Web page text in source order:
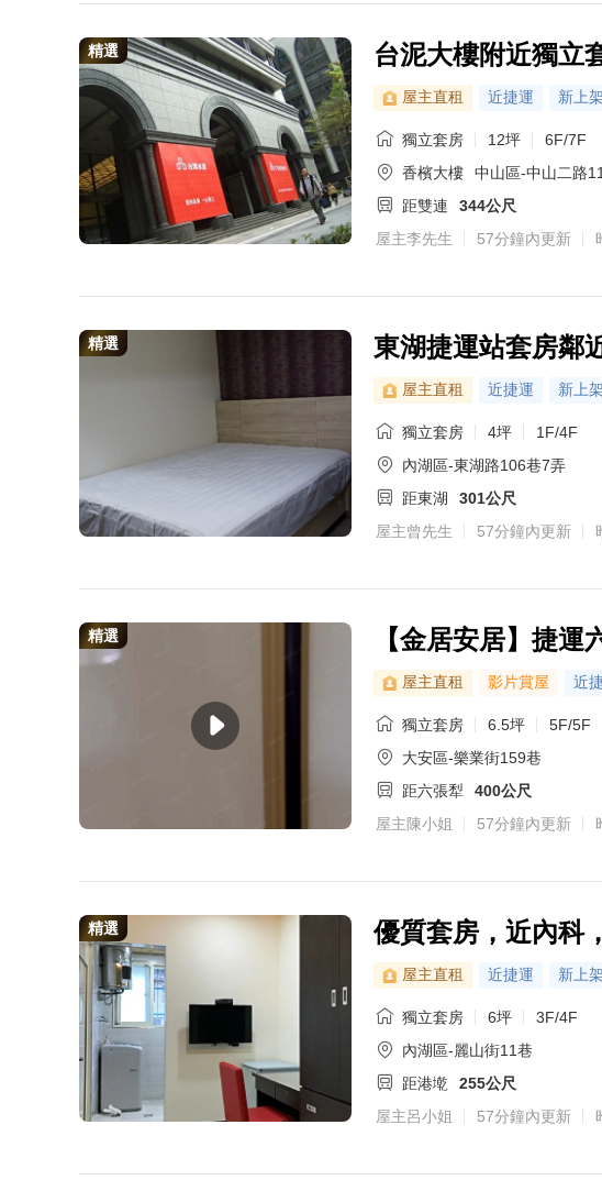
精選 台泥大樓附近獨立
屋主直租 近捷運 新上架
獨立套房 12坪
6F/7F
香檳大樓
中山區-中山二路
距雙連
344公尺
屋主李先生
57分鐘內更新
精選 東湖捷運站套房鄰
屋主直租 近捷運 新上架
獨立套房 4坪
1F/4F
內湖區-東湖路106巷7弄
距東湖
301公尺
屋主曾先生
57分鐘內更新
精選 【金居安居】捷
屋主直租 影片賞屋 近
獨立套房 6.5坪
5F/5F
大安區-樂業街159巷
距六張犁
400公尺
屋主陳小姐
57分鐘內更新
精選 優質套房，近內科
屋主直租 近捷運 新上架
獨立套房 6坪
3F/4F
內湖區-麗山街11巷
距港墘
255公尺
屋主呂小姐
57分鐘內更新